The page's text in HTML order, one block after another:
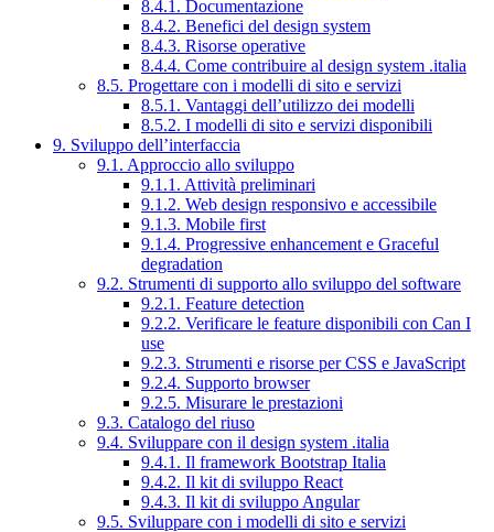
8.4.1. Documentazione
8.4.2. Benefici del design system
8.4.3. Risorse operative
8.4.4. Come contribuire al design system .italia
8.5. Progettare con i modelli di sito e servizi
8.5.1. Vantaggi dell’utilizzo dei modelli
8.5.2. I modelli di sito e servizi disponibili
9. Sviluppo dell’interfaccia
9.1. Approccio allo sviluppo
9.1.1. Attività preliminari
9.1.2. Web design responsivo e accessibile
9.1.3. Mobile first
9.1.4. Progressive enhancement e Graceful
degradation
9.2. Strumenti di supporto allo sviluppo del software
9.2.1. Feature detection
9.2.2. Verificare le feature disponibili con Can I
use
9.2.3. Strumenti e risorse per CSS e JavaScript
9.2.4. Supporto browser
9.2.5. Misurare le prestazioni
9.3. Catalogo del riuso
9.4. Sviluppare con il design system .italia
9.4.1. Il framework Bootstrap Italia
9.4.2. Il kit di sviluppo React
9.4.3. Il kit di sviluppo Angular
9.5. Sviluppare con i modelli di sito e servizi